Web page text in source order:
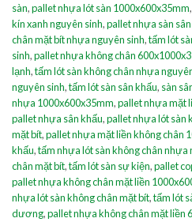
sàn,pallet nhựa lót sàn 1000x600x35mm
kín xanh nguyên sinh,pallet nhựa sàn
chân mặt bít nhựa nguyên sinh,tấm lót
sinh,pallet nhựa không chân
lạnh,tấm lót sàn không chân nhựa
nguyên sinh,tấm lót sàn sân khấu, sàn
nhựa 1000x600x35mm,pallet nhựa mặt
pallet nhựa sân khấu,pallet nhựa lót sàn
mặt bít,pallet nhựa mặt liền không chân
khấu,tấm nhựa lót sàn không chân nhựa
chân mặt bít,tấm lót sàn sự kiện,pallet
pallet nhựa không chân mặt liền
nhựa lót sàn không chân mặt bít,tấm lót
dương,pallet nhựa không chân mặt liền